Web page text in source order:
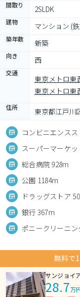
間取り 2SLDK
建物 マンション (
築年数 新築
向き 西
交通
東京メトロ東
東京メトロ東
住所 東京都江戸川
コンビニエンス
スーパーマーケッ
総合病院 928m
公園 1184m
ドラッグストア
銀行 367m
ポニークリーニ
無料で
サンジョイ
28.7万